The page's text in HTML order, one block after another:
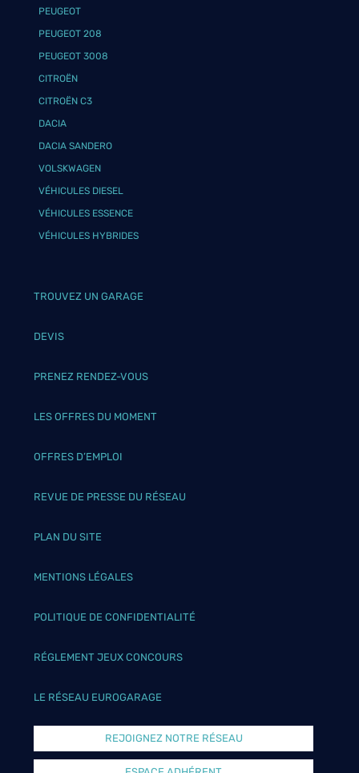
PEUGEOT
PEUGEOT 208
PEUGEOT 3008
CITROËN
CITROËN C3
DACIA
DACIA SANDERO
VOLSKWAGEN
VÉHICULES DIESEL
VÉHICULES ESSENCE
VÉHICULES HYBRIDES
TROUVEZ UN GARAGE
DEVIS
PRENEZ RENDEZ-VOUS
LES OFFRES DU MOMENT
OFFRES D’EMPLOI
REVUE DE PRESSE DU RÉSEAU
PLAN DU SITE
MENTIONS LÉGALES
POLITIQUE DE CONFIDENTIALITÉ
RÉGLEMENT JEUX CONCOURS
LE RÉSEAU EUROGARAGE
REJOIGNEZ NOTRE RÉSEAU